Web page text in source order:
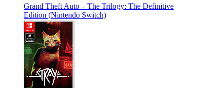
Grand Theft Auto – The Trilogy: The Definitive
Edition (Nintendo Switch)